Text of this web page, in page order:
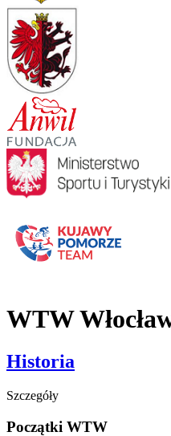
WTW
Historia
Szczegóły
Początki WTW